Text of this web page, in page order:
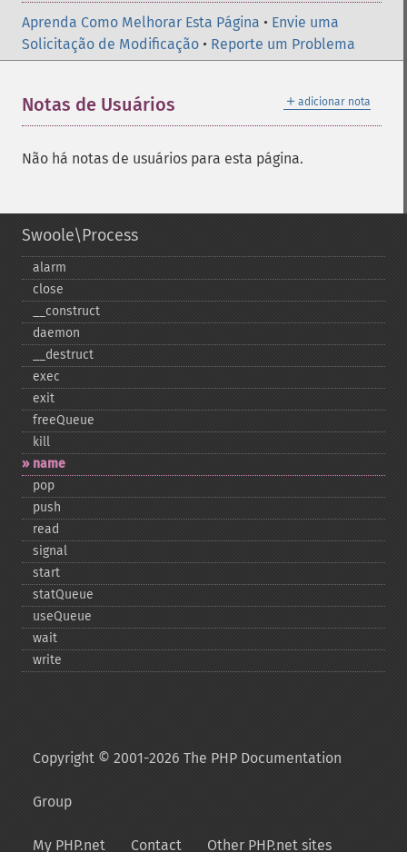
Aprenda Como Melhorar Esta Página • Envie uma
Solicitação de Modificação • Reporte um Problema
＋ adicionar nota
Notas de Usuários
Não há notas de usuários para esta página.
Swoole\Process
alarm
close
_​_​construct
daemon
_​_​destruct
exec
exit
freeQueue
kill
name
pop
push
read
signal
start
statQueue
useQueue
wait
write
Copyright © 2001-2026 The PHP Documentation
Group
My PHP.net Contact Other PHP.net sites